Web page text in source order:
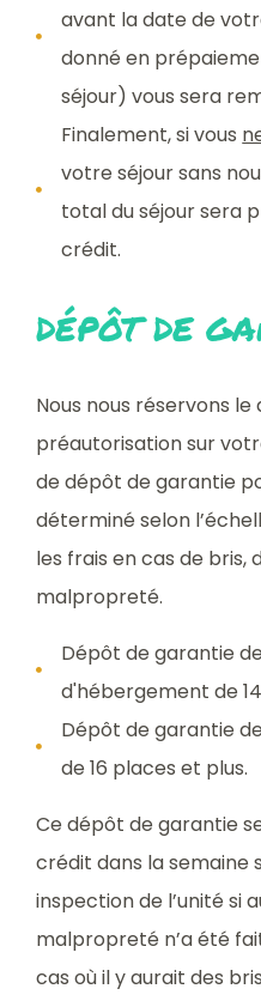
avant la date de
donné en
séjour) vous sera
Finalement, si vous
votre séjour sans
total du séjour sera
crédit.
DÉPÔT DE
Nous nous réservons le
préautorisation sur
de dépôt de garantie
déterminé selon
les frais en cas de bris,
malpropreté.
Dépôt de garantie
d'hébergement de
Dépôt de garantie de
de 16 places et plus.
Ce dépôt de garantie
crédit dans la semaine
inspection de l’unité si
malpropreté n’a été
cas où il y aurait des